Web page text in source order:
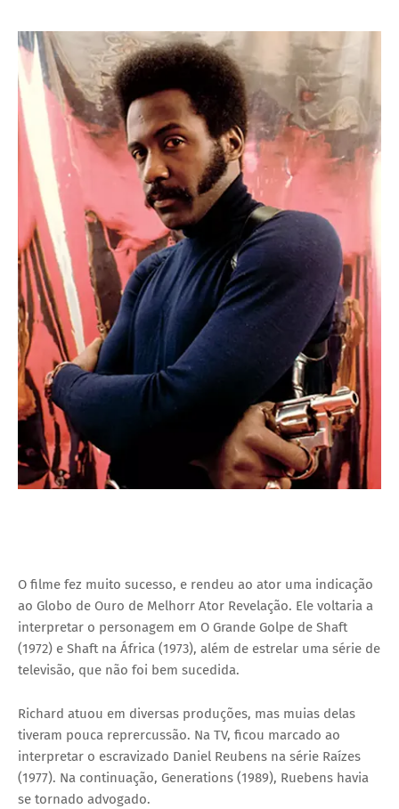
O filme fez muito sucesso, e rendeu ao ator uma indicação
ao Globo de Ouro de Melhorr Ator Revelação. Ele voltaria a
interpretar o personagem em O Grande Golpe de Shaft
(1972) e Shaft na África (1973), além de estrelar uma série de
televisão, que não foi bem sucedida.
Richard atuou em diversas produções, mas muias delas
tiveram pouca reprercussão. Na TV, ficou marcado ao
interpretar o escravizado Daniel Reubens na série Raízes
(1977). Na continuação, Generations (1989), Ruebens havia
se tornado advogado.